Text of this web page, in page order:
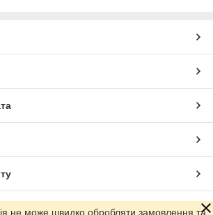
маркетплейсі Prom.ua
не може швидко обробляти замовлення та